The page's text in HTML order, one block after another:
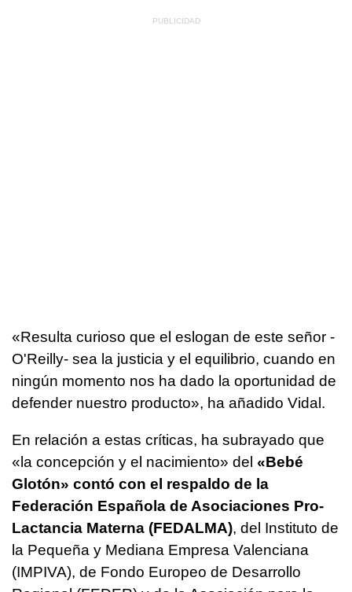
«Resulta curioso que el eslogan de este señor -
O'Reilly- sea la justicia y el equilibrio, cuando en
ningún momento nos ha dado la oportunidad de
defender nuestro producto», ha añadido Vidal.
En relación a estas críticas, ha subrayado que
«la concepción y el nacimiento» del «Bebé
Glotón» contó con el respaldo de la
Federación Española de Asociaciones Pro-
Lactancia Materna (FEDALMA), del Instituto de
la Pequeña y Mediana Empresa Valenciana
(IMPIVA), de Fondo Europeo de Desarrollo